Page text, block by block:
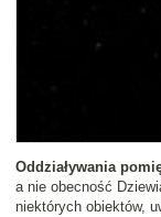
Oddziaływania
a nie obecność
niektórych obiektów,